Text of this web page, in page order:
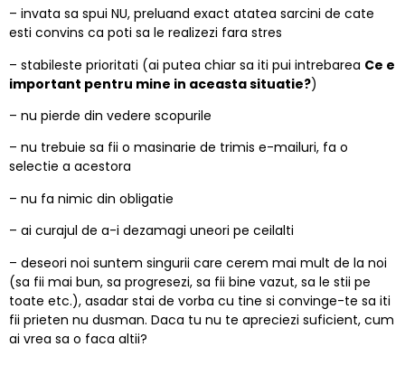
– invata sa spui NU, preluand exact atatea sarcini de cate
esti convins ca poti sa le realizezi fara stres
– stabileste prioritati (ai putea chiar sa iti pui intrebarea Ce e
important pentru mine in aceasta situatie?)
– nu pierde din vedere scopurile
– nu trebuie sa fii o masinarie de trimis e-mailuri, fa o
selectie a acestora
– nu fa nimic din obligatie
– ai curajul de a-i dezamagi uneori pe ceilalti
– deseori noi suntem singurii care cerem mai mult de la noi
(sa fii mai bun, sa progresezi, sa fii bine vazut, sa le stii pe
toate etc.), asadar stai de vorba cu tine si convinge-te sa iti
fii prieten nu dusman. Daca tu nu te apreciezi suficient, cum
ai vrea sa o faca altii?